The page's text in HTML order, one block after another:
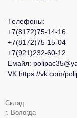
Телефоны:
+7(8172)75-14-16
+7(8172)75-15-04
+7(921)232-60-12
Емайл:
VK https://vk.com/
Склад:
г. Вологда